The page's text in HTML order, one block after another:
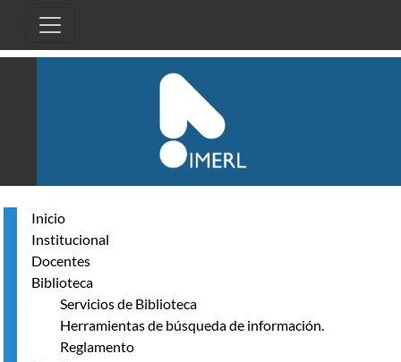
Inicio
Institucional
Docentes
Biblioteca
Servicios de Biblioteca
Herramientas de búsqueda de información.
Reglamento